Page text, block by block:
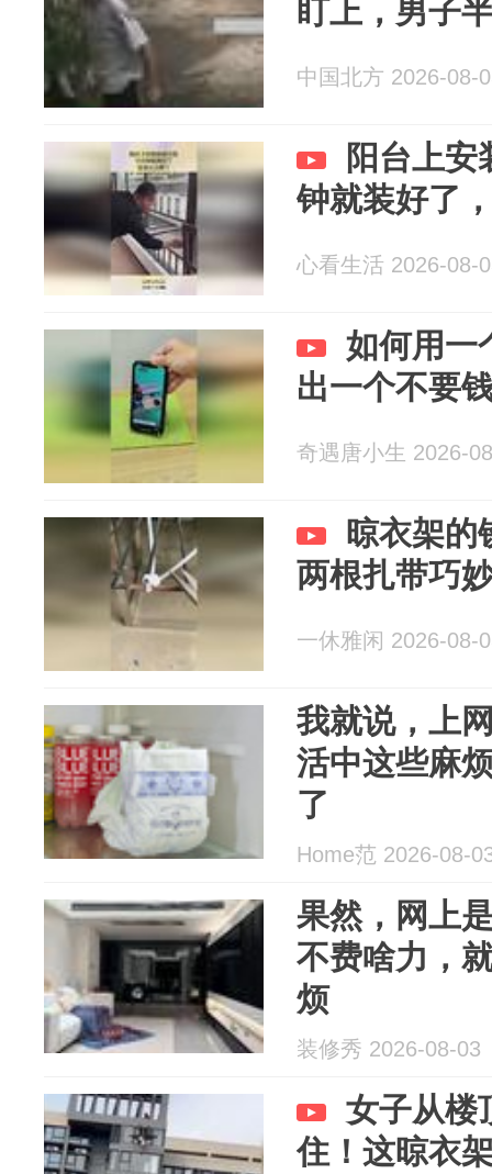
盯上，男子
中国北方 2026-08-
阳台上安
钟就装好了
心看生活 2026-08-
如何用一
出一个不要
奇遇唐小生 2026-
晾衣架的
两根扎带巧
一休雅闲 2026-08-
我就说，上
活中这些麻
了
Home范 2026-08-
果然，网上
不费啥力，
烦
装修秀 2026-08-03
女子从楼
住！这晾衣